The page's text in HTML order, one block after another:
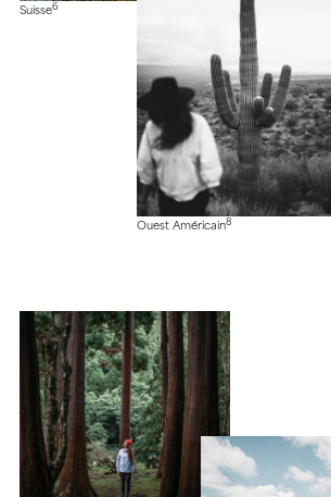
Suisse6
Ouest Américain8